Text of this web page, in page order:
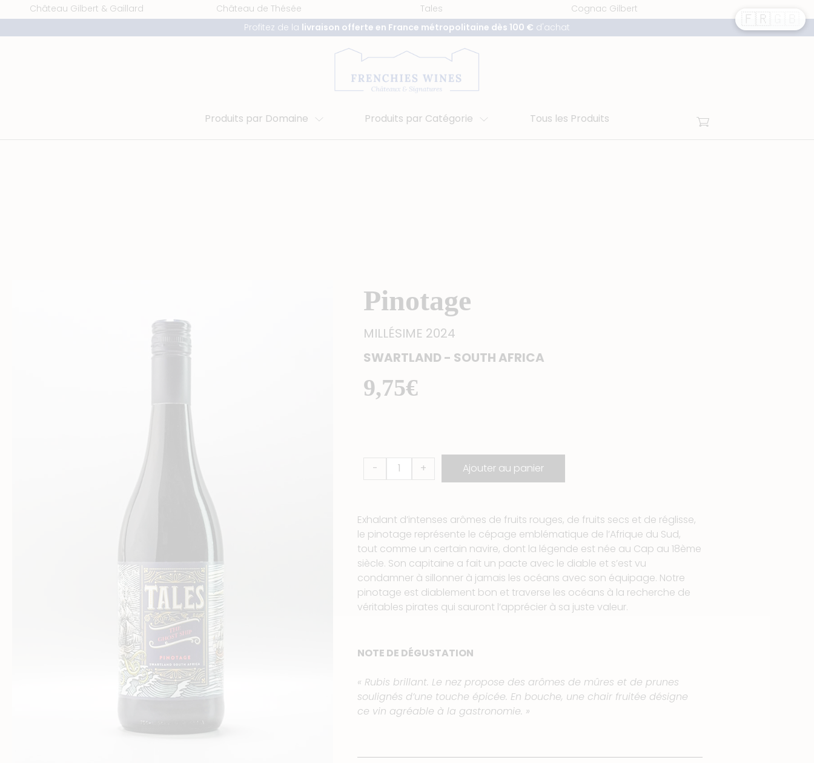
contenu
Château Gilbert & Gaillard Château de Thésée Tales
Cognac Gilbert
Profitez de la livraison offerte en France métropolitaine dès 100 € d'achat
Frenchies Wines - Boutique
Produits par Domaine Produits par Catégorie Tous les Produits Panier
Pinotage
MILLÉSIME 2024
SWARTLAND - SOUTH AFRICA
9,75€
-
quantité
+ Ajouter au panier
Exhalant d’intenses arômes de fruits rouges, de fruits secs et de réglisse,
le pinotage représente le cépage emblématique de l’Afrique du Sud,
tout comme un certain navire, dont la légende est née au Cap au 18ème
siècle. Son capitaine a fait un pacte avec le diable et s’est vu
condamner à sillonner à jamais les océans avec son équipage. Notre
pinotage est diablement bon et traverse les océans à la recherche de
véritables pirates qui sauront l’apprécier à sa juste valeur.
NOTE DE DÉGUSTATION
« Rubis brillant. Le nez propose des arômes de mûres et de prunes
soulignés d’une touche épicée. En bouche, une chair fruitée désigne
ce vin agréable à la gastronomie. »
🇫🇷